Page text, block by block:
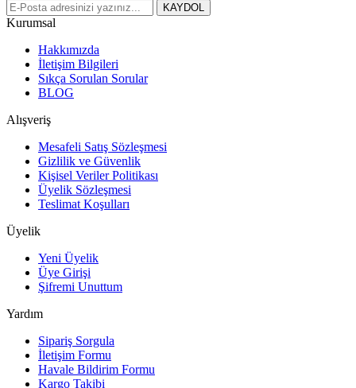
KAYDOL
Kurumsal
Hakkımızda
İletişim Bilgileri
Sıkça Sorulan Sorular
BLOG
Alışveriş
Mesafeli Satış Sözleşmesi
Gizlilik ve Güvenlik
Kişisel Veriler Politikası
Üyelik Sözleşmesi
Teslimat Koşulları
Üyelik
Yeni Üyelik
Üye Girişi
Şifremi Unuttum
Yardım
Sipariş Sorgula
İletişim Formu
Havale Bildirim Formu
Kargo Takibi